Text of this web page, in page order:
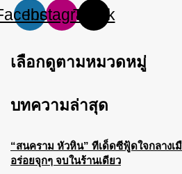
InstagramTiktok
เลือกดูตามหมวดหมู่
บทความล่าสุด
“สนคราม หัวหิน” ทีเด็ดซีฟู้ดใจกลาง
อร่อยจุกๆ จบในร้านเดียว